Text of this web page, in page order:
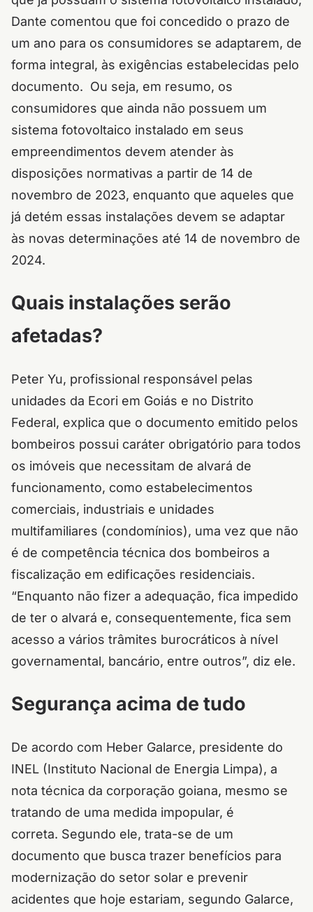
Dante comentou que foi concedido o prazo de
um ano para os consumidores se adaptarem, de
forma integral, às exigências estabelecidas pelo
documento. Ou seja, em resumo, os
consumidores que ainda não possuem um
sistema fotovoltaico instalado em seus
empreendimentos devem atender às
disposições normativas a partir de 14 de
novembro de 2023, enquanto que aqueles que
já detém essas instalações devem se adaptar
às novas determinações até 14 de novembro de
2024.
Quais instalações serão
afetadas?
Peter Yu, profissional responsável pelas
unidades da Ecori em Goiás e no Distrito
Federal, explica que o documento emitido pelos
bombeiros possui caráter obrigatório para todos
os imóveis que necessitam de alvará de
funcionamento, como estabelecimentos
comerciais, industriais e unidades
multifamiliares (condomínios), uma vez que não
é de competência técnica dos bombeiros a
fiscalização em edificações residenciais.
“Enquanto não fizer a adequação, fica impedido
de ter o alvará e, consequentemente, fica sem
acesso a vários trâmites burocráticos à nível
governamental, bancário, entre outros”, diz ele.
Segurança acima de tudo
De acordo com Heber Galarce, presidente do
INEL (Instituto Nacional de Energia Limpa), a
nota técnica da corporação goiana, mesmo se
tratando de uma medida impopular, é
correta. Segundo ele, trata-se de um
documento que busca trazer benefícios para
modernização do setor solar e prevenir
acidentes que hoje estariam, segundo Galarce,